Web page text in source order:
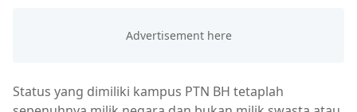
Status yang dimiliki kampus PTN BH tetaplah